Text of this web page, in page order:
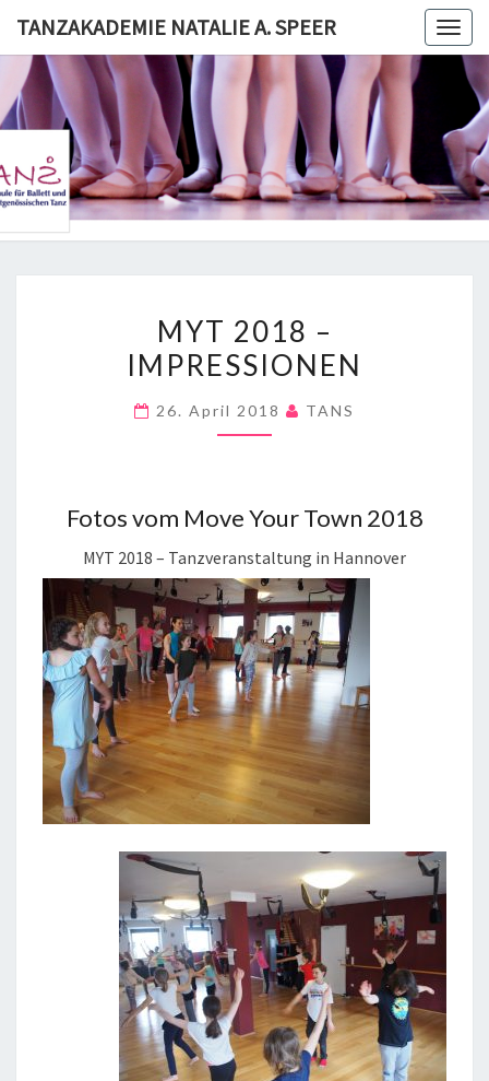
content
TANZAKADEMIE NATALIE A. SPEER
2018
–
MYT 2018 –
IMPRESSIONEN
26. April 2018 TANS
Fotos vom Move Your Town 2018
MYT 2018 – Tanzveranstaltung in Hannover